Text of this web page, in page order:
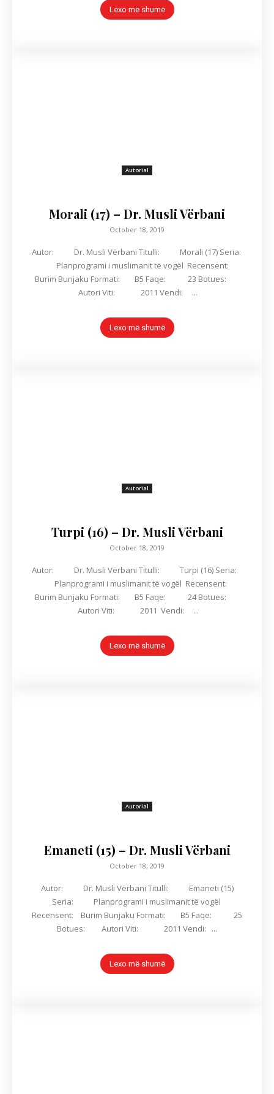
Lexo më shumë
Autorial
Morali (17) – Dr. Musli Vërbani
October 18, 2019
Autor: Dr. Musli Vërbani Titulli: Morali (17) Seria:
Planprogrami i muslimanit të vogël Recensent:
Burim Bunjaku Formati: B5 Faqe: 23 Botues:
Autori Viti: 2011 Vendi: ...
Lexo më shumë
Autorial
Turpi (16) – Dr. Musli Vërbani
October 18, 2019
Autor: Dr. Musli Vërbani Titulli: Turpi (16) Seria:
Planprogrami i muslimanit të vogël Recensent:
Burim Bunjaku Formati: B5 Faqe: 24 Botues:
Autori Viti: 2011 Vendi: ...
Lexo më shumë
Autorial
Emaneti (15) – Dr. Musli Vërbani
October 18, 2019
Autor: Dr. Musli Vërbani Titulli: Emaneti (15)
Seria: Planprogrami i muslimanit të vogël
Recensent: Burim Bunjaku Formati: B5 Faqe: 25
Botues: Autori Viti: 2011 Vendi: ...
Lexo më shumë